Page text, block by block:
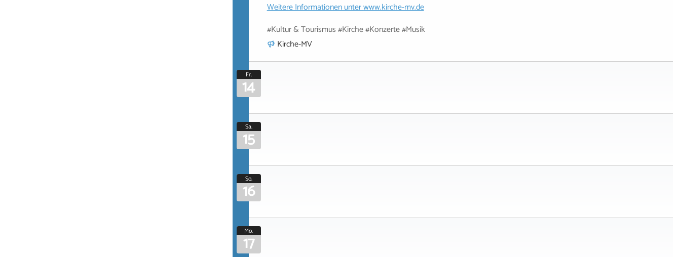
Weitere Informationen unterwww.kirche-mv.de
#Kultur & Tourismus #Kirche #Konzerte #Musik
Kirche-MV
Fr.
14
Sa.
15
So.
16
Mo.
17